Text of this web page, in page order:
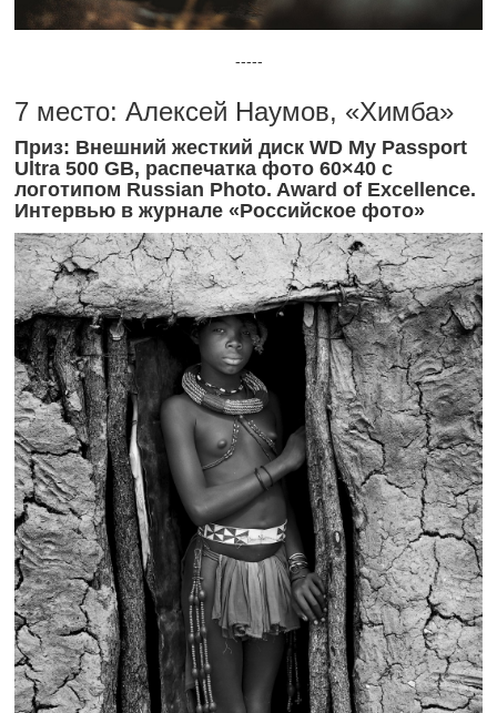
-----
7 место: Алексей Наумов, «Химба»
Приз: Внешний жесткий диск WD My Passport
Ultra 500 GB, распечатка фото 60×40 с
логотипом Russian Photo. Award of Excellence.
Интервью в журнале «Российское фото»